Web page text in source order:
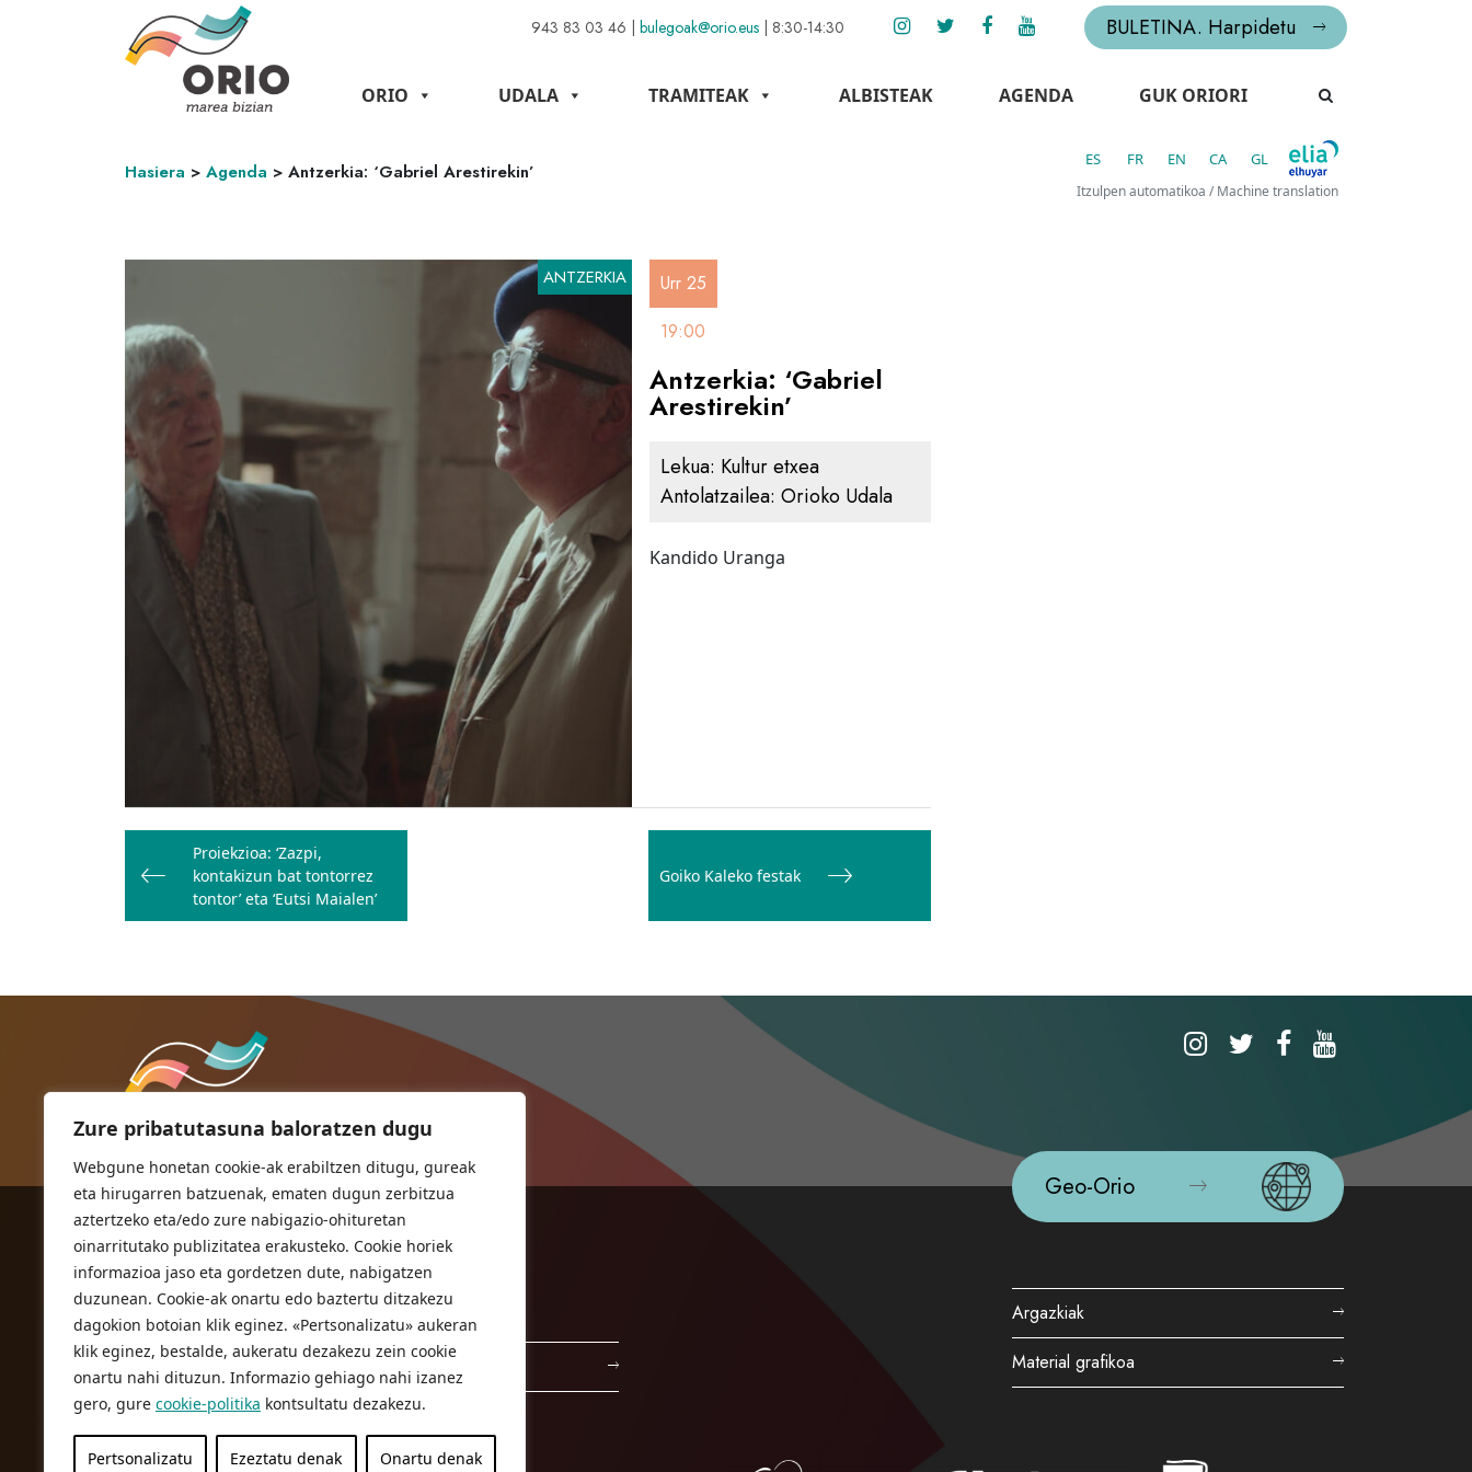
Zure pribatutasuna baloratzen dugu
Webgune honetan cookie-ak erabiltzen ditugu, gureak
eta hirugarren batzuenak, ematen dugun zerbitzua
aztertzeko eta/edo zure nabigazio-ohituretan
oinarritutako publizitatea erakusteko. Cookie horiek
informazioa jaso eta gordetzen dute, nabigatzen
duzunean. Cookie-ak onartu edo baztertu ditzakezu
dagokion botoian klik eginez. «Pertsonalizatu» aukeran
klik eginez, bestalde, aukeratu dezakezu zein cookie
onartu nahi dituzun. Informazio gehiago nahi izanez
gero, gure cookie-politika kontsultatu dezakezu.
Pertsonalizatu Ezeztatu denak Onartu denak
943 83 03 46 | bulegoak@orio.eus | 8:30-14:30 BULETINA. Harpidetu
ORIO UDALA TRAMITEAK ALBISTEAK AGENDA GUK ORIORI
Hasiera > Agenda > Antzerkia: ‘Gabriel Arestirekin’
ES FR EN CA GL
Itzulpen automatikoa / Machine translation
ANTZERKIA
Urr 25
19:00
Antzerkia: ‘Gabriel
Arestirekin’
Lekua: Kultur etxea
Antolatzailea: Orioko Udala
Kandido Uranga
Bidalketetan
zehar
nabigatu
Proiekzioa: ‘Zazpi,
kontakizun bat tontorrez
tontor’ eta ‘Eutsi Maialen’
Goiko Kaleko festak
Geo-Orio
Argazkiak
Material grafikoa
ORIOKO UDALA
Herriko plaza,1
20810 Orio (Gipuzkoa)
T. 943 83 03 46
bulegoak@orio.eus